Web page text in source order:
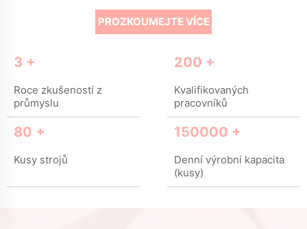
PROZKOUMEJTE VÍCE
3 +
Roce zkušeností z
průmyslu
200 +
Kvalifikovaných
pracovníků
80 +
Kusy strojů
150000 +
Denní výrobní kapacita
(kusy)